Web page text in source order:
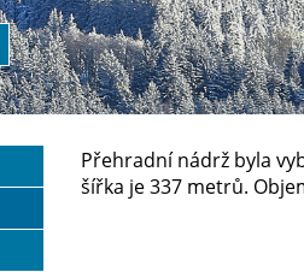
Přehradní nádrž byla
šířka je 337 metrů.